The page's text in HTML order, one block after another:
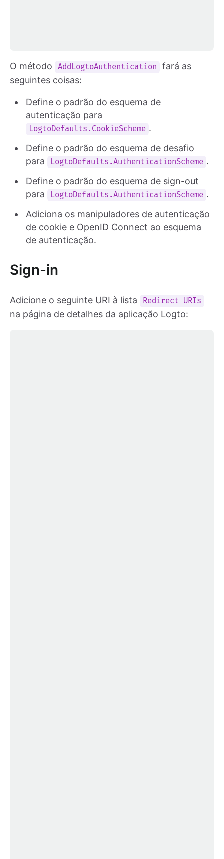
O método AddLogtoAuthentication
fará as
seguintes coisas:
Define o padrão do esquema de
autenticação para
LogtoDefaults.CookieScheme .
Define o padrão do esquema de desafio
para
LogtoDefaults.AuthenticationScheme .
Define o padrão do esquema de sign-out
para
LogtoDefaults.AuthenticationScheme .
Adiciona os manipuladores de autenticação
de cookie e OpenID Connect ao esquema
de autenticação.
Sign-in
Adicione o seguinte URI à lista Redirect URIs
na página de detalhes da aplicação Logto: